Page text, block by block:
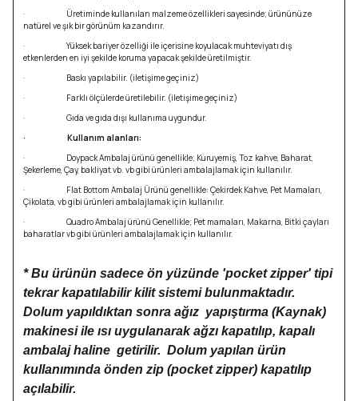
· Üretiminde kullanılan malzeme özellikleri sayesinde; ürününüze
natürel ve şık bir görünüm kazandırır.
· Yüksek bariyer özelliği ile içerisine koyulacak muhteviyatı dış
etkenlerden en iyi şekilde koruma yapacak şekilde üretilmiştir.
· Baskı yapılabilir. (iletişime geçiniz)
· Farklı ölçülerde üretilebilir. (iletişime geçiniz)
· Gıda ve gıda dışı kullanıma uygundur.
· Kullanım alanları:
· Doypack Ambalaj ürünü genellikle; Kuruyemiş, Toz kahve, Baharat,
Şekerleme, Çay, bakliyat vb. vb gibi ürünleri ambalajlamak için kullanılır.
· Flat Bottom Ambalaj Ürünü genellikle: Çekirdek Kahve, Pet Mamaları,
Çikolata, vb gibi ürünleri ambalajlamak için kullanılır.
· Quadro Ambalaj ürünü Genellikle; Pet mamaları, Makarna, Bitki çayları
baharatlar vb gibi ürünleri ambalajlamak için kullanılır.
* Bu ürünün sadece ön yüzünde 'pocket zipper' tipi
tekrar kapatılabilir kilit sistemi bulunmaktadır.
Dolum yapıldıktan sonra ağız yapıştırma (Kaynak)
makinesi ile ısı uygulanarak ağzı kapatılıp, kapalı
ambalaj haline getirilir. Dolum yapılan ürün
kullanımında önden zip (pocket zipper) kapatılıp
açılabilir.